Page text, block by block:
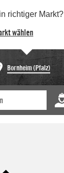
richtiger Markt?
wählen
Bornheim (Pfalz)